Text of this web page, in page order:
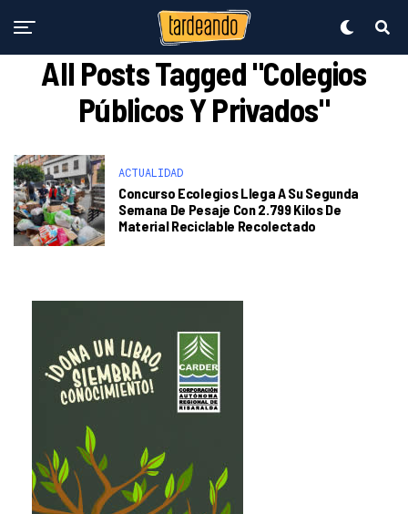
All Posts Tagged "colegios
Públicos Y Privados"
ACTUALIDAD
Concurso Ecolegios Llega A Su Segunda
Semana De Pesaje Con 2.799 Kilos De
Material Reciclable Recolectado